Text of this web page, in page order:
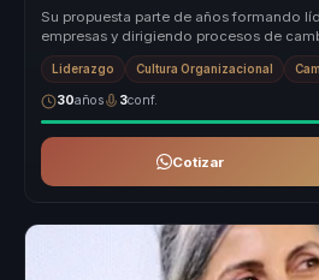
Su propuesta parte de años formando
empresas y dirigiendo procesos de
liderazgo, conversación ...
Liderazgo Cultura Organizacional
30años 3conf.
Cotizar